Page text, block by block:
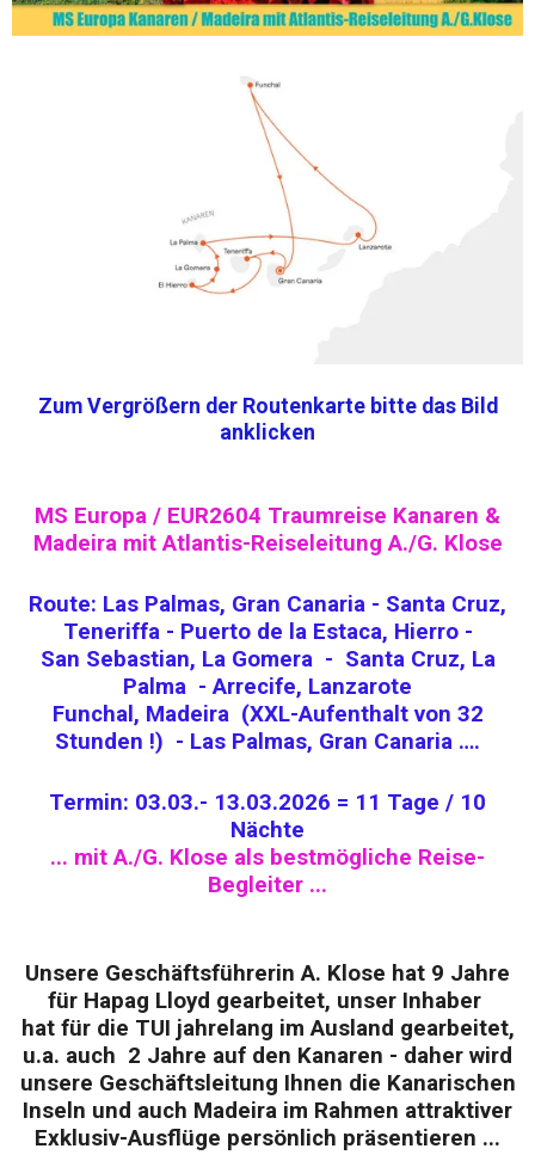
Zum Vergrößern der Routenkarte bitte das Bild
anklicken
MS Europa / EUR2604 Traumreise Kanaren &
Madeira mit Atlantis-Reiseleitung A./G. Klose
Route: Las Palmas, Gran Canaria - Santa Cruz,
Teneriffa - Puerto de la Estaca, Hierro -
San Sebastian, La Gomera - Santa Cruz, La
Palma - Arrecife, Lanzarote
Funchal, Madeira (XXL-Aufenthalt von 32
Stunden !) - Las Palmas, Gran Canaria ….
Termin: 03.03.- 13.03.2026 = 11 Tage / 10
Nächte
... mit A./G. Klose als bestmögliche Reise-
Begleiter ...
Unsere Geschäftsführerin A. Klose hat 9 Jahre
für Hapag Lloyd gearbeitet, unser Inhaber
hat für die TUI jahrelang im Ausland gearbeitet,
u.a. auch 2 Jahre auf den Kanaren - daher wird
unsere Geschäftsleitung Ihnen die Kanarischen
Inseln und auch Madeira im Rahmen attraktiver
Exklusiv-Ausflüge persönlich präsentieren ...